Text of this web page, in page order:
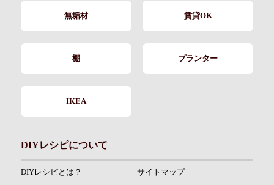
無垢材 賃貸OK
棚 プランター
IKEA
DIYレシピについて
DIYレシピとは？ サイトマップ